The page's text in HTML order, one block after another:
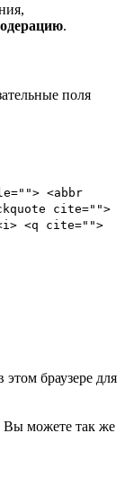
.
поля
<abbr
cite="">
<q cite="">
браузере для
Вы можете так же